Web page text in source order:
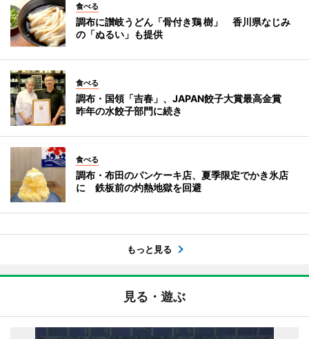
食べる
調布に讃岐うどん「骨付き鶏 樹」 香川県なじみ
の「ぬるい」も提供
食べる
調布・国領「吉春」、JAPAN餃子大賞最高金賞
昨年の水餃子部門に続き
食べる
調布・布田のパンケーキ店、夏季限定でかき氷店
に 鉄板前の灼熱地獄を回避
もっと見る
見る・遊ぶ